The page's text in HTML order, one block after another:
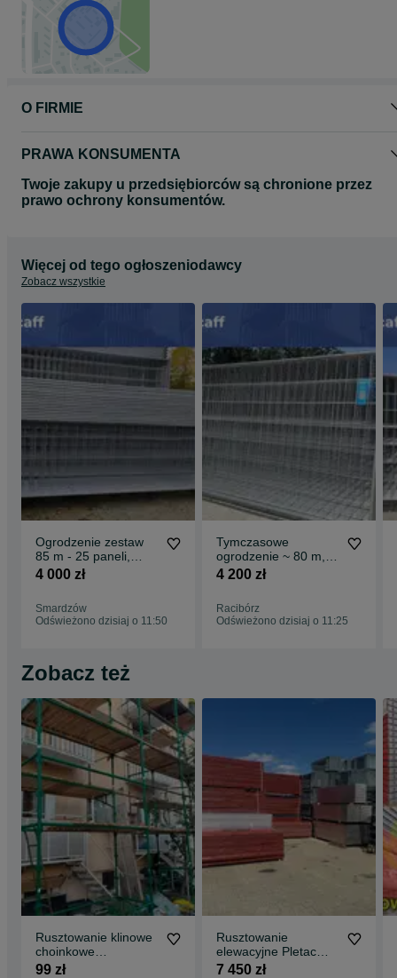
- płyty szalunkowe
- ogrodzenia budowlane
- akcesoria
Przedstawiona oferta cenowa ma charakter informacyjny i nie
Cywilnego.
O FIRMIE
PRAWA KONSUMENTA
Twoje zakupy u przedsiębiorców są chronione przez
prawo ochrony konsumentów.
Więcej od tego ogłoszeniodawcy
Zobacz wszystkie
Ogrodzenie zestaw
85 m - 25 paneli,
niskie tymczasowe
ogrodzenie, mobilne
4 000 zł
Smardzów
Odświeżono dzisiaj o 11:50
Tymczasowe
ogrodzenie ~ 80 m,
zestaw 24 pane z
ogrodzenie, mobilne
ogrodzenie, płoty
4 200 zł
Racibórz
Odświeżono dzisiaj o 11:25
Zobacz też
Rusztowanie klinowe
choinkowe
elewacyjne
99 zł
Rusztowanie
elewacyjne Pletac
8,5x7,5 Rusztowania
7 450 zł